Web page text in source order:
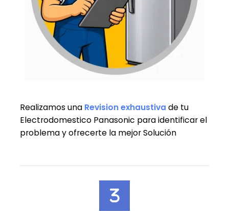
Realizamos una Revision exhaustiva de tu
Electrodomestico Panasonic para identificar el
problema y ofrecerte la mejor Solución